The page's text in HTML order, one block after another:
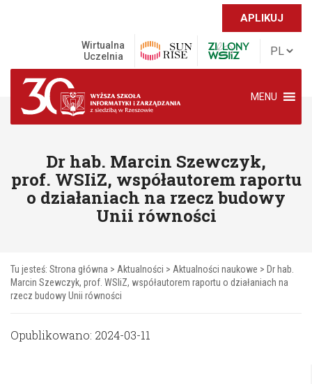
APLIKUJ
Wirtualna
Uczelnia
MENU
Dr hab. Marcin Szewczyk,
prof. WSIiZ, współautorem raportu
o działaniach na rzecz budowy
Unii równości
Tu jesteś: Strona główna > Aktualności > Aktualności naukowe > Dr hab.
Marcin Szewczyk, prof. WSIiZ, współautorem raportu o działaniach na
rzecz budowy Unii równości
Opublikowano: 2024-03-11